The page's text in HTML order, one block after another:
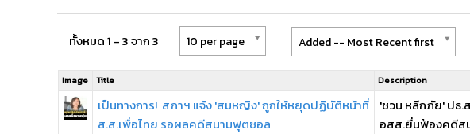
ทั้งหมด 1 - 3 จาก 3 10 per page Added -- Most Recent first
Image Title Description
เป็นทางการ! สภาฯ แจ้ง 'สมหญิง' ถูกให้หยุดปฏิบัติหน้าที่
ส.ส.เพื่อไทย รอผลคดีสนามฟุตซอล
'ชวน หลีกภัย' ปธ.
อสส.ยื่นฟ้องคดีส